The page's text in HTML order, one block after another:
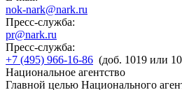
nok-nark@nark.ru
Пресс-служба:
pr@nark.ru
Пресс-служба:
+7 (495) 966-16-86 (доб. 1019 или
Национальное агентство
Главной целью Национального